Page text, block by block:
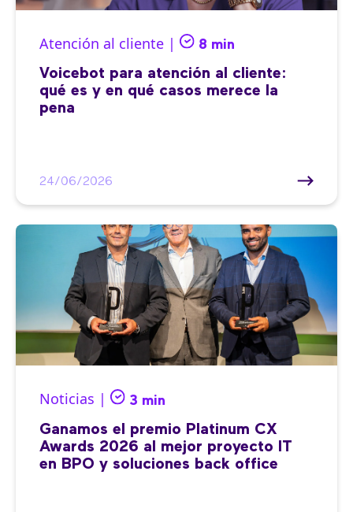
Atención al cliente | 8 min
Voicebot para atención al cliente:
qué es y en qué casos merece la
pena
24/06/2026
Noticias | 3 min
Ganamos el premio Platinum CX
Awards 2026 al mejor proyecto IT
en BPO y soluciones back office